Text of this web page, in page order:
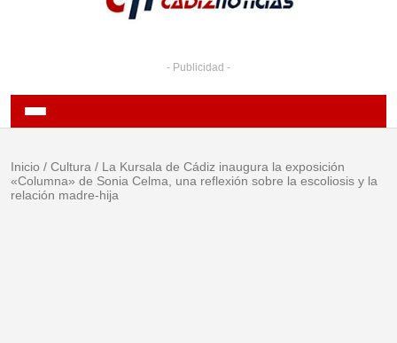
- Publicidad -
Inicio / Cultura / La Kursala de Cádiz inaugura la exposición
«Columna» de Sonia Celma, una reflexión sobre la escoliosis y la
relación madre-hija